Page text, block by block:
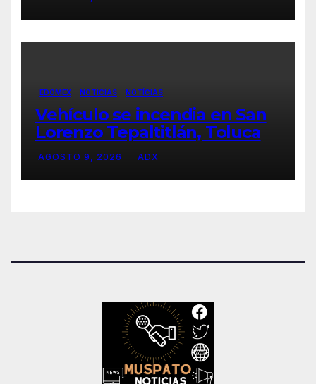
EDOMEX NOTICIAS NOTÍCIAS
Vehículo se incendia en San
Lorenzo Tepaltitlán, Toluca
AGOSTO 9, 2026 ADX